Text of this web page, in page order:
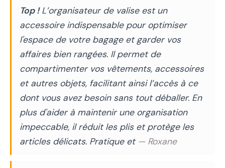
Top !L’organisateur de valise est un
accessoire indispensable pour optimiser
l'espace de votre bagage et garder vos
affaires bien rangées. Il permet de
compartimenter vos vêtements, accessoires
et autres objets, facilitant ainsi l’accès à ce
dont vous avez besoin sans tout déballer. En
plus d'aider à maintenir une organisation
impeccable, il réduit les plis et protège les
articles délicats. Pratique et — Roxane